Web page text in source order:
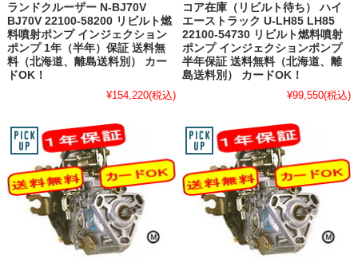
ランドクルーザー N-BJ70V
BJ70V 22100-58200 リビルト燃
料噴射ポンプ インジェクション
ポンプ 1年（半年）保証 送料無
料（北海道、離島送料別） カー
ドOK！
¥154,220(税込)
コア在庫（リビルト待ち） ハイ
エーストラック U-LH85 LH85
22100-54730 リビルト燃料噴射
ポンプ インジェクションポンプ
半年保証 送料無料（北海道、離
島送料別） カードOK！
¥99,550(税込)